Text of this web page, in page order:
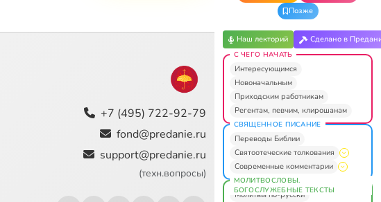
+7 (495) 722-92-79
fond@predanie.ru
support@predanie.ru
(техн.вопросы)
Позже
Наш лекторий Сделано в
С ЧЕГО НАЧАТЬ
Интересующимся
Новоначальным
Приходским работникам
Регентам, певчим, клирошанам
СВЯЩЕННОЕ ПИСАНИЕ
Переводы Библии
Святоотеческие толкования
Современные комментарии
МОЛИТВОСЛОВЫ.
БОГОСЛУЖЕБНЫЕ ТЕКСТЫ
Молитвы по-русски